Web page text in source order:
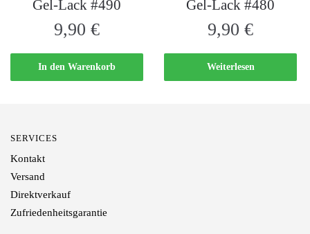
Gel-Lack #490
9,90€
In den Warenkorb
Gel-Lack #480
9,90€
Weiterlesen
SERVICES
Kontakt
Versand
Direktverkauf
Zufriedenheitsgarantie